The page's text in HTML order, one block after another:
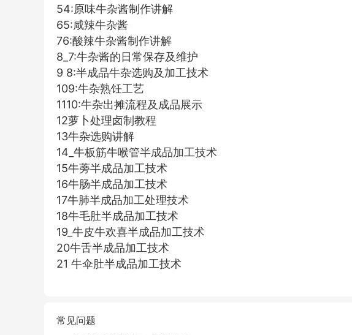
54:原味牛杂酱制作讲解
65:咸辣牛杂酱
76:酸辣牛杂酱制作讲解
8_7:牛杂酱的日常保存及维护
9 8:半成品牛杂选购及加工技术
109:牛杂熟饪工艺
1110:牛杂出摊流程及成品展示
12萝卜处理卤制教程
13牛杂选购讲解
14_牛板筋牛喉管半成品加工技术
15牛蒡半成品加工技术
16牛肠半成品加工技术
17牛肺半成品加工处理技术
18牛毛肚半成品加工技术
19_牛皮牛欢喜半成品加工技术
20牛舌半成品加工技术
21 牛伞肚半成品加工技术
常见问题